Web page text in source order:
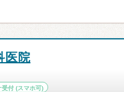
医院
受付 (スマホ可)